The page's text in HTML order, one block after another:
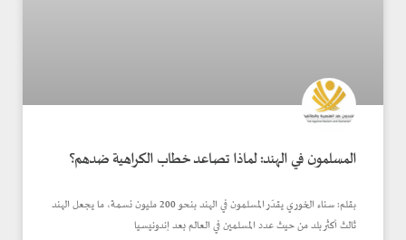
المسلمون في الهند: لماذا تصاعد خطاب الكراهية ضدهم؟
بقلم: سناء الخوري يقدّر المسلمون في الهند بنحو 200 مليون نسمة، ما يجعل الهند
ثالث أكثر بلد من حيث عدد المسلمين في العالم بعد إندونيسيا